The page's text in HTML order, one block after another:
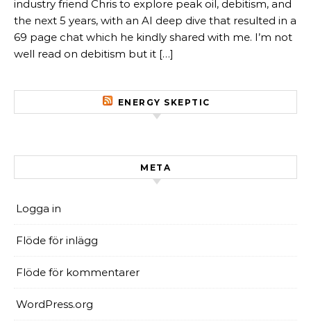
industry friend Chris to explore peak oil, debitism, and
the next 5 years, with an AI deep dive that resulted in a
69 page chat which he kindly shared with me. I’m not
well read on debitism but it […]
ENERGY SKEPTIC
META
Logga in
Flöde för inlägg
Flöde för kommentarer
WordPress.org